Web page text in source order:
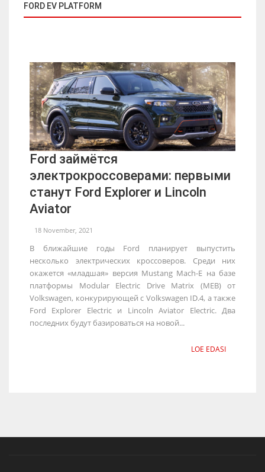
FORD EV PLATFORM
Ford займётся
электрокроссоверами: первыми
станут Ford Explorer и Lincoln
Aviator
18 November, 2021
В ближайшие годы Ford планирует выпустить
несколько электрических кроссоверов. Среди них
окажется «младшая» версия Mustang Mach-E на базе
платформы Modular Electric Drive Matrix (MEB) от
Volkswagen, конкурирующей с Volkswagen ID.4, а также
Ford Explorer Electric и Lincoln Aviator Electric. Два
последних будут базироваться на новой...
LOE EDASI